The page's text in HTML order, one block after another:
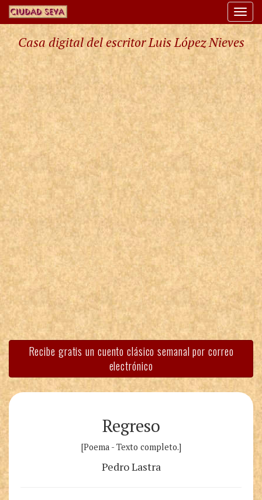
Casa digital del escritor Luis López Nieves
Recibe gratis un cuento clásico semanal por correo
electrónico
Regreso
[Poema - Texto completo.]
Pedro Lastra